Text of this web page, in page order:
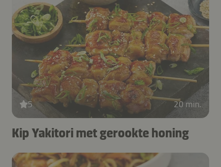
5 20 min.
Kip Yakitori met gerookte honing